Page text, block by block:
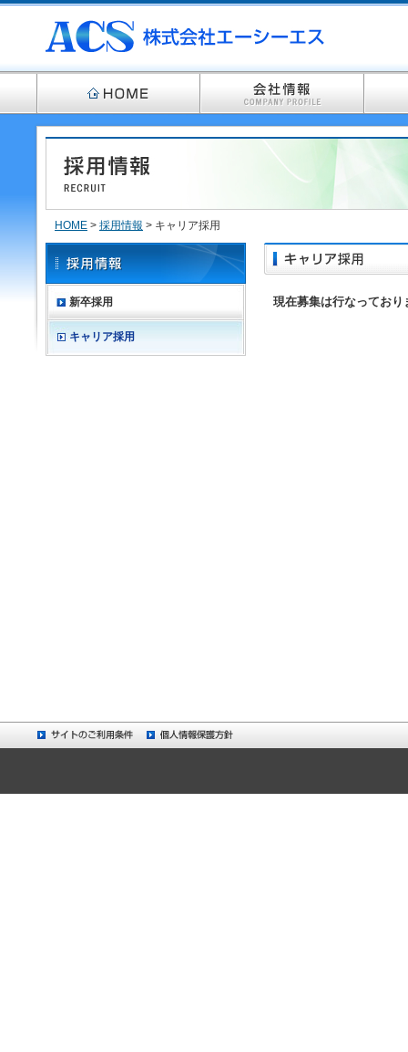
HOME > 採用情報 > キャリア採用
新卒採用
キャリア採用
現在募集は行なっており